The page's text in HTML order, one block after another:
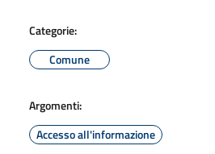
Categorie:
Comune
Argomenti:
Accesso all'informazione